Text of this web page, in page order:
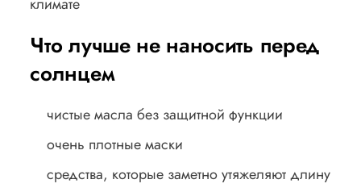
Что лучше не наносить перед
солнцем
чистые масла без защитной функции
очень плотные маски
средства, которые заметно утяжеляют длину